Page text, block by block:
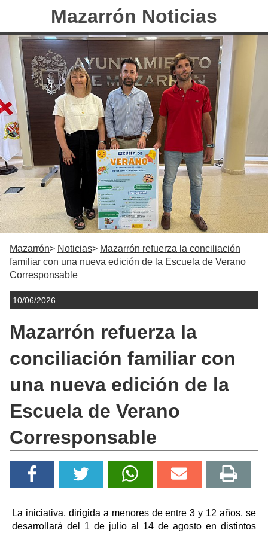
Mazarrón Noticias
Mazarrón Noticias
Mazarrón refuerza la conciliación
familiar con una nueva edición de la Escuela de Verano
Corresponsable
10/06/2026
Mazarrón refuerza la
conciliación familiar con
una nueva edición de la
Escuela de Verano
Corresponsable
La iniciativa, dirigida a menores de entre 3 y 12 años, se
desarrollará del 1 de julio al 14 de agosto en distintos